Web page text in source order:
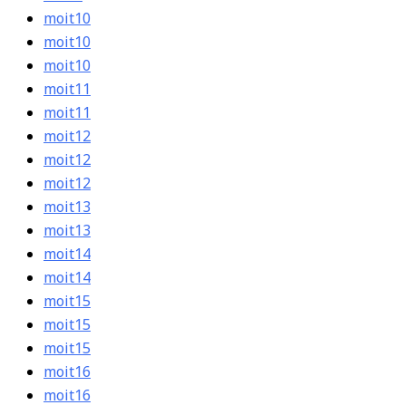
moit10
moit10
moit10
moit11
moit11
moit12
moit12
moit12
moit13
moit13
moit14
moit14
moit15
moit15
moit15
moit16
moit16